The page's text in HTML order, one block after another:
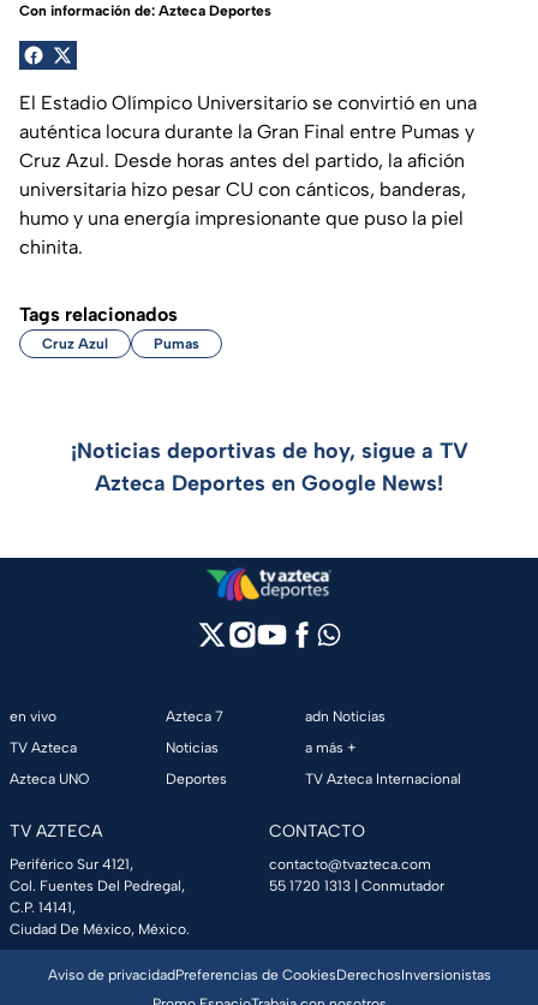
Con información de: Azteca Deportes
El Estadio Olímpico Universitario se convirtió en una
auténtica locura durante la Gran Final entre Pumas y
Cruz Azul. Desde horas antes del partido, la afición
universitaria hizo pesar CU con cánticos, banderas,
humo y una energía impresionante que puso la piel
chinita.
Tags relacionados
Cruz Azul Pumas
¡Noticias deportivas de hoy, sigue a TV
Azteca Deportes en Google News!
en vivo
TV Azteca
Azteca UNO
Azteca 7
Noticias
Deportes
adn Noticias
a más +
TV Azteca Internacional
TV AZTECA
Periférico Sur 4121,
Col. Fuentes Del Pedregal,
C.P. 14141,
Ciudad De México, México.
CONTACTO
contacto@tvazteca.com
55 1720 1313 | Conmutador
Aviso de privacidadPreferencias de CookiesDerechosInversionistas